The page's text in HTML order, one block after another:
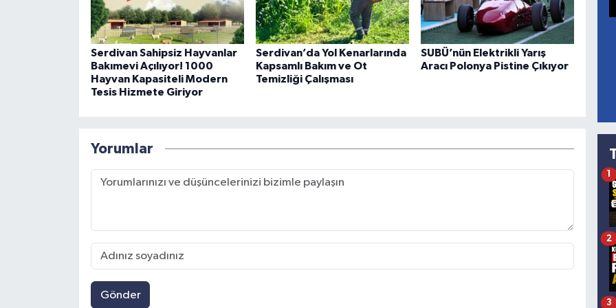
Serdivan Sahipsiz Hayvanlar
Bakımevi Açılıyor! 1000
Hayvan Kapasiteli Modern
Tesis Hizmete Giriyor
Serdivan’da Yol Kenarlarında
Kapsamlı Bakım ve Ot
Temizliği Çalışması
SUBÜ’nün Elektrikli Yarış
Aracı Polonya Pistine Çıkıyor
Yorumlar
Gönder
1
2
3